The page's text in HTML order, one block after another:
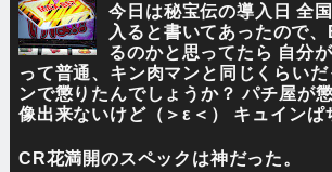
今日は秘宝伝の導入日 全
入ると書いてあったので
るのかと思ってたら 自分
って普通、キン肉マンと同じくらい
ンで懲りたんでしょうか？ パチ屋が
像出来ないけど（＞ε＜） キュインぱ
CR花満開のスペックは神だった。